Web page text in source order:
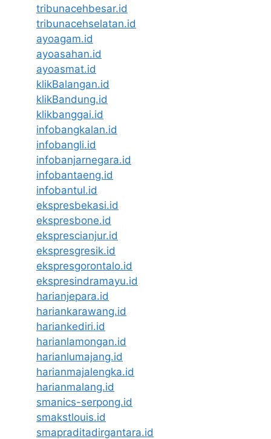
tribunacehbesar.id
tribunacehselatan.id
ayoagam.id
ayoasahan.id
ayoasmat.id
klikBalangan.id
klikBandung.id
klikbanggai.id
infobangkalan.id
infobangli.id
infobanjarnegara.id
infobantaeng.id
infobantul.id
ekspresbekasi.id
ekspresbone.id
eksprescianjur.id
ekspresgresik.id
ekspresgorontalo.id
ekspresindramayu.id
harianjepara.id
hariankarawang.id
hariankediri.id
harianlamongan.id
harianlumajang.id
harianmajalengka.id
harianmalang.id
smanics-serpong.id
smakstlouis.id
smapraditadirgantara.id